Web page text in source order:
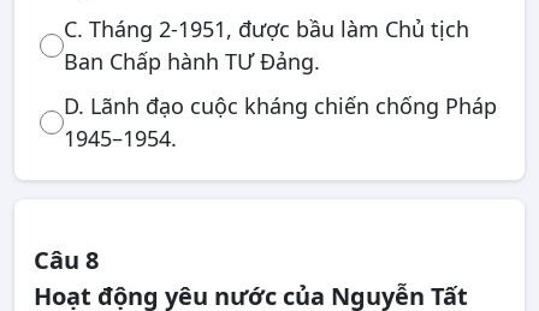
C. Tháng 2-1951, được bầu làm Chủ tịch
Ban Chấp hành TƯ Đảng.
D. Lãnh đạo cuộc kháng chiến chống Pháp
1945–1954.
Câu 8
Hoạt động yêu nước của Nguyễn Tất